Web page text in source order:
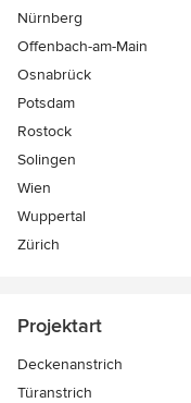
Nürnberg
Offenbach-am-Main
Osnabrück
Potsdam
Rostock
Solingen
Wien
Wuppertal
Zürich
Projektart
Deckenanstrich
Türanstrich